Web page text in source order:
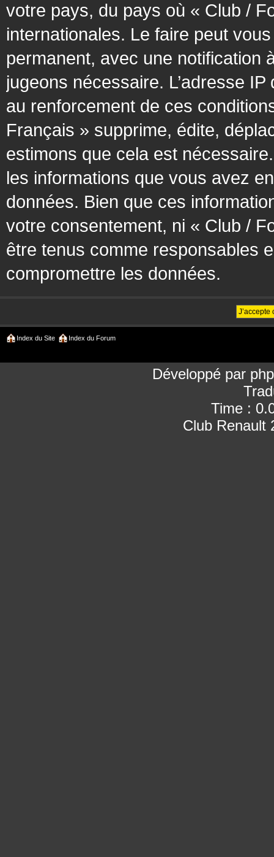
votre pays, du pays où « Club /
internationales. Le faire peut
permanent, avec une notification
jugeons nécessaire. L’adresse
au renforcement de ces
Français » supprime, édite,
estimons que cela est
les informations que vous avez
données. Bien que ces
votre consentement, ni « Club /
être tenus comme responsables
compromettre les données.
Index du Site Index du Forum
Développé par
Time :
Club Renault